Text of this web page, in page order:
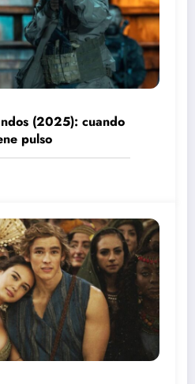
(2025): cuando
pulso